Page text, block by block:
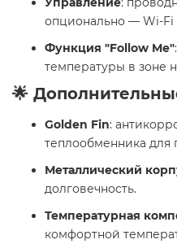
опционально — Wi-Fi
Функция "Follow Me"
температуры в зоне
🌟
Golden Fin:
теплообменника для
Металлический
долговечность.
Температурная
комфортной